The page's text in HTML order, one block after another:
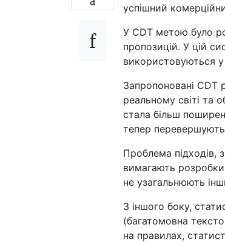
успішний
У CDT метою було
пропозицій. У цій
використовуються у
Запропоновані CDT
реальному світі та
стала більш
тепер перевершують
Проблема підходів,
вимагають розробки
не узагальнюють
З іншого боку,
(багатомовна
на правилах,